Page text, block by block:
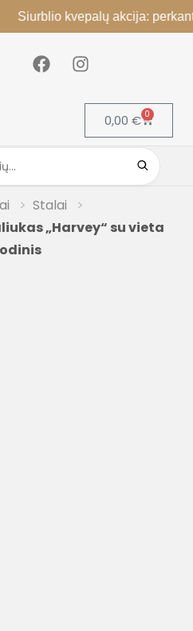
kvepalų akcija: perkant 2,
0,00 € 0
Stalai
„Harvey“ su vieta